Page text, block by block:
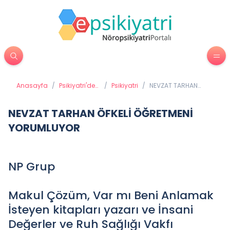
Anasayfa / Psikiyatri'de
/ Psikiyatri / NEVZAT TARHAN
NEVZAT TARHAN ÖFKELİ ÖĞRETMENİ
YORUMLUYOR
NP Grup
Makul Çözüm, Var mı Beni Anlamak
İsteyen kitapları yazarı ve İnsani
Değerler ve Ruh Sağlığı Vakfı